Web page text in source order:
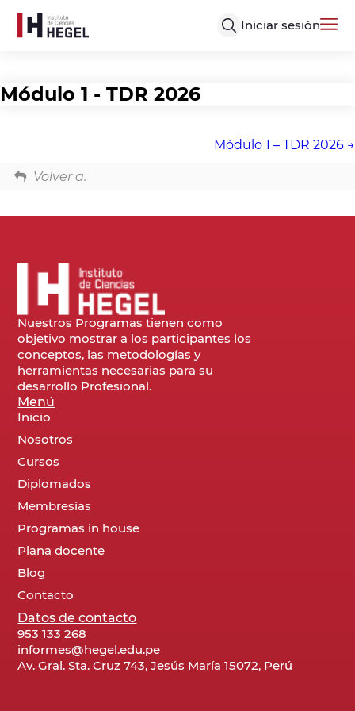
Iniciar sesión
Módulo 1 - TDR 2026
Módulo 1 – TDR 2026
Volver a:
Nuestros Programas tienen como
objetivo mostrar a los participantes los
conceptos, las metodologías y
herramientas necesarias para su
desarrollo Profesional.
Menú
Inicio
Nosotros
Cursos
Diplomados
Membresías
Programas in house
Plana docente
Blog
Contacto
Datos de contacto
953 133 268
informes@hegel.edu.pe
Av. Gral. Sta. Cruz 743, Jesús María 15072, Perú